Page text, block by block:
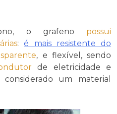
o grafeno possui
:é mais resistente do
, e flexível, sendo
de eletricidade e
um material